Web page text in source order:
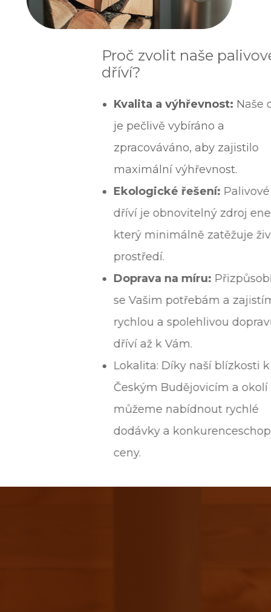
Proč zvolit naše palivové
Kvalita a výhřevnost:Naše dříví
je pečlivě vybíráno a
zpracováváno, aby zajistilo
maximální výhřevnost.
Ekologické řešení:Palivové
dříví je obnovitelný zdroj energie,
který minimálně zatěžuje životní
Doprava na míru:Přizpůsobíme
se Vašim potřebám a zajistíme
rychlou a spolehlivou dopravu
dříví až k Vám.
Lokalita: Díky naší blízkosti k
Českým Budějovicím a okolí
můžeme nabídnout rychlé
dodávky a konkurenceschopné